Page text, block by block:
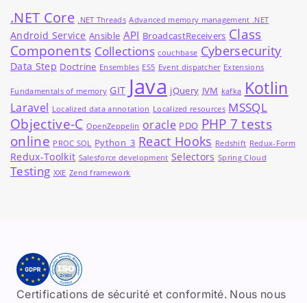
.NET Core .NET Threads Advanced memory management .NET
Android Service Ansible API BroadcastReceivers Class
Components Collections couchbase Cybersecurity
Data Step Doctrine Ensembles ES5 Event dispatcher Extensions
Fundamentals of memory GIT Java jQuery JVM kafka Kotlin
Laravel Localized data annotation Localized resources MSSQL
Objective-C OpenZeppelin oracle PDO PHP 7 tests
online PROC SQL Python_3 React Hooks Redshift Redux-Form
Redux-Toolkit Salesforce development Selectors Spring Cloud
Testing XXE Zend framework
Certifications de sécurité et conformité. Nous nous